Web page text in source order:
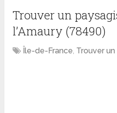
Trouver un
l’Amaury (78490)
Île-de-France, Trouver